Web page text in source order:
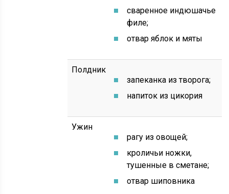
сваренное индюшачье
филе;
отвар яблок и мяты
Полдник
запеканка из творога;
напиток из цикория
Ужин
рагу из овощей;
кроличьи ножки,
тушенные в сметане;
отвар шиповника